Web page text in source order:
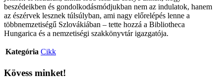
beszédeikben és gondolkodásmódjukban nem az indulatok, hanem
az észérvek lesznek túlsúlyban, ami nagy előrelépés lenne a
többnemzetiségű Szlovákiában – tette hozzá a Bibliotheca
Hungarica és a nemzetiségi szakkönyvtár igazgatója.
Kategória Cikk
Kövess minket!